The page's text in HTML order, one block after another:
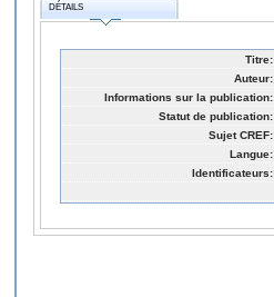
DÉTAILS
Titre:
Auteur:
Informations sur la publication:
Statut de publication:
Sujet CREF:
Langue:
Identificateurs: